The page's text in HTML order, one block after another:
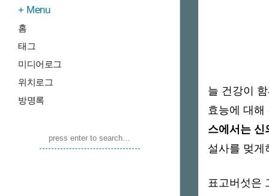
Menu
홈
태그
미디어로그
위치로그
방명록
늘 건강이
효능에 대해
스에서는 신
설사를 멎게
표고버섯은